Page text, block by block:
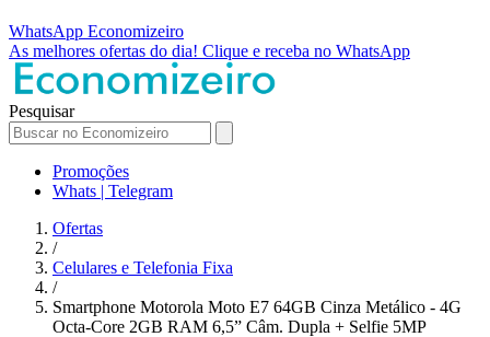
WhatsApp Economizeiro
As melhores ofertas do dia! Clique e receba no WhatsApp
Pesquisar
Promoções
Whats | Telegram
Ofertas
/
Celulares e Telefonia Fixa
/
Smartphone Motorola Moto E7 64GB Cinza Metálico - 4G
Octa-Core 2GB RAM 6,5” Câm. Dupla + Selfie 5MP